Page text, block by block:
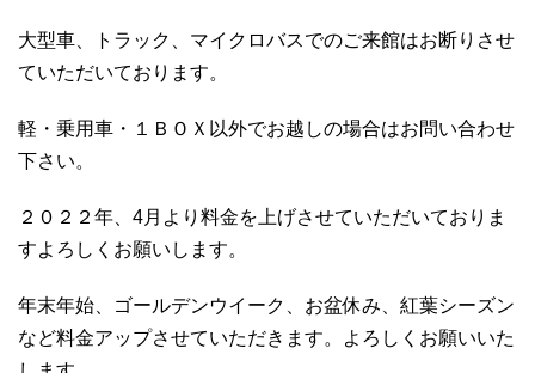
大型車、トラック、マイクロバスでのご来館はお断りさせ
ていただいております。
軽・乗用車・１ＢＯＸ以外でお越しの場合はお問い合わせ
下さい。
２０２２年、4月より料金を上げさせていただいておりま
すよろしくお願いします。
年末年始、ゴールデンウイーク、お盆休み、紅葉シーズン
など料金アップさせていただきます。よろしくお願いいた